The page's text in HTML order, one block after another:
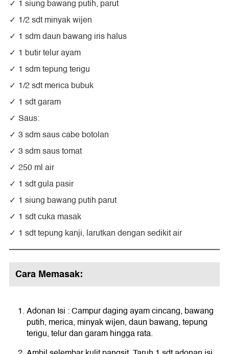
1 siung bawang putih, parut
1/2 sdt minyak wijen
1 sdm daun bawang iris halus
1 butir telur ayam
1 sdm tepung terigu
1/2 sdt merica bubuk
1 sdt garam
Saus:
3 sdm saus cabe botolan
3 sdm saus tomat
250 ml air
1 sdt gula pasir
1 siung bawang putih parut
1 sdt cuka masak
1 sdt tepung kanji, larutkan dengan sedikit air
Cara Memasak:
Adonan Isi : Campur daging ayam cincang, bawang
putih, merica, minyak wijen, daun bawang, tepung
terigu, telur dan garam hingga rata.